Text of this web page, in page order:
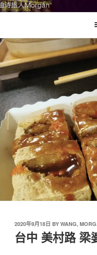
2020年9月18日 BY WANG,
台中 美村路 梁